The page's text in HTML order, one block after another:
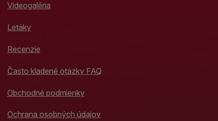
Videogaléria
Letáky
Recenzie
Často kladené otázky FAQ
Obchodné podmienky
Ochrana osobných údajov